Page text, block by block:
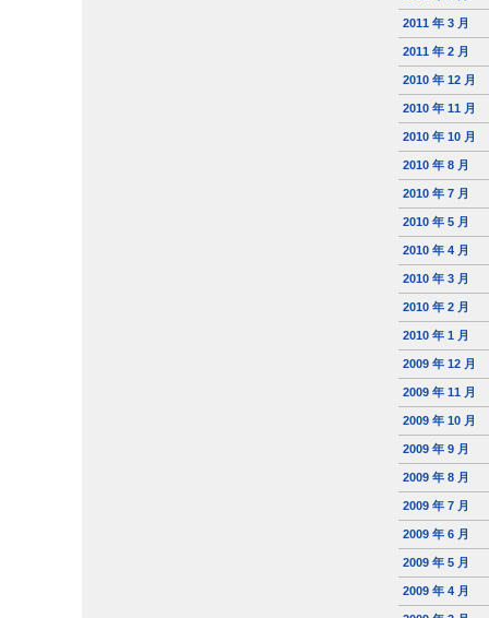
2011 年 3 月
2011 年 2 月
2010 年 12 月
2010 年 11 月
2010 年 10 月
2010 年 8 月
2010 年 7 月
2010 年 5 月
2010 年 4 月
2010 年 3 月
2010 年 2 月
2010 年 1 月
2009 年 12 月
2009 年 11 月
2009 年 10 月
2009 年 9 月
2009 年 8 月
2009 年 7 月
2009 年 6 月
2009 年 5 月
2009 年 4 月